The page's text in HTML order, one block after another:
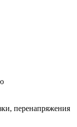
перенапряжения